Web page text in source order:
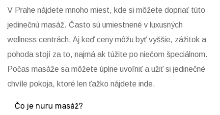
V Prahe nájdete mnoho miest, kde si môžete dopriať túto
jedinečnú masáž. Často sú umiestnené v luxusných
wellness centrách. Aj keď ceny môžu byť vyššie, zážitok a
pohoda stojí za to, najmä ak túžite po niečom špeciálnom.
Počas masáže sa môžete úplne uvoľniť a užiť si jedinečné
chvíle pokoja, ktoré len ťažko nájdete inde.
Čo je nuru masáž?